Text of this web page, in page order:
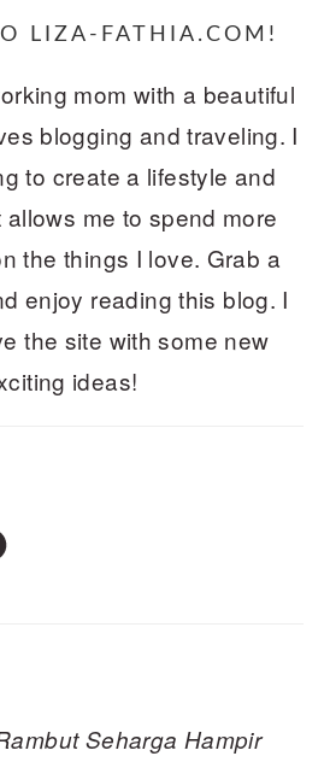
LIZA-FATHIA.COM!
mom with a beautiful
blogging and traveling. I
to create a lifestyle and
me to spend more
the things I love. Grab a
enjoy reading this blog. I
the site with some new
ideas!
Seharga Hampir